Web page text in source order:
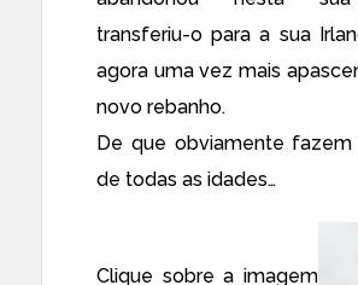
transferiu-o para a sua
agora uma vez mais
novo rebanho.
De que obviamente fazem
de todas as idades…
Clique sobre a imagem